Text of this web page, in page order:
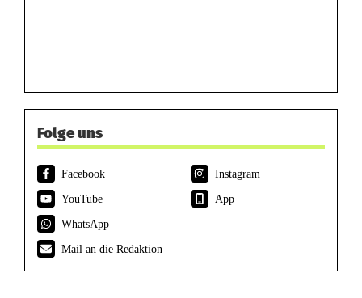
Folge uns
Facebook
Instagram
YouTube
App
WhatsApp
Mail an die Redaktion